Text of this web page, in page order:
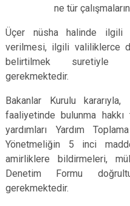
ne tür
Üçer nüsha halinde
verilmesi, ilgili valiliklerce
belirtilmek suretiyle
gerekmektedir.
Bakanlar Kurulu
faaliyetinde bulunma hakkı
yardımları Yardım
Yönetmeliğin 5 inci
amirliklere bildirmeleri,
Denetim Formu
gerekmektedir.